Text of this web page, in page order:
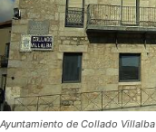
Ayuntamiento de Collado Villalba